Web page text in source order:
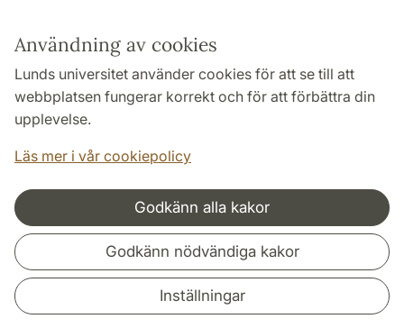
Användning av cookies
Lunds universitet använder cookies för att se till att
webbplatsen fungerar korrekt och för att förbättra din
upplevelse.
Läs mer i vår cookiepolicy
Godkänn alla kakor
Godkänn nödvändiga kakor
Inställningar
Genvägar
Om webbplatsen och cookies
Behandling av personuppgifter
Tillgänglighetsredogörelse
Samarbeten och nätverk